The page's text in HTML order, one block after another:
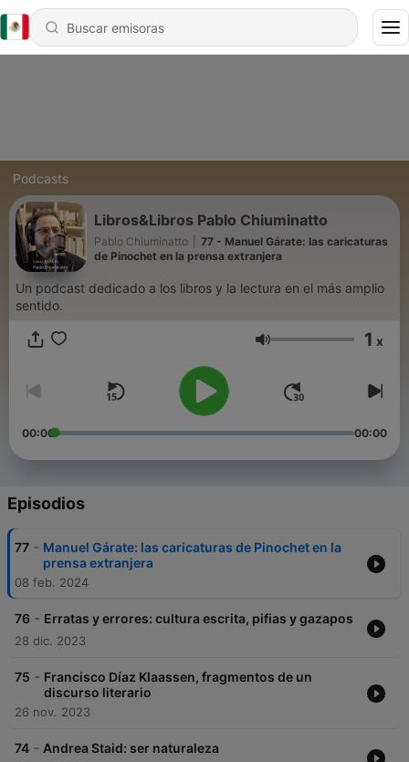
Podcasts
Libros&Libros Pablo Chiuminatto
Pablo Chiuminatto
77 - Manuel Gárate: las caricaturas
de Pinochet en la prensa extranjera
Un podcast dedicado a los libros y la lectura en el más amplio
sentido.
Volumen 1 x
00:00 00:00
Episodios
77 - Manuel Gárate: las caricaturas de Pinochet en la
prensa extranjera
08 feb. 2024
76 - Erratas y errores: cultura escrita, pifias y gazapos
28 dic. 2023
75 - Francisco Díaz Klaassen, fragmentos de un
discurso literario
26 nov. 2023
74 - Andrea Staid: ser naturaleza